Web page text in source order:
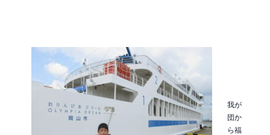
我が
団か
ら福